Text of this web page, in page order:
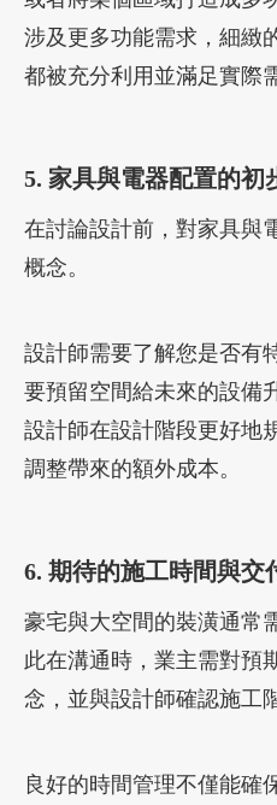
涉及更多功能需求，細緻
都被充分利用並滿足實際
5. 家具與電器配置的初
在討論設計前，對家具與
概念。
設計師需要了解您是否有
要預留空間給未來的設備
設計師在設計階段更好地
調整帶來的額外成本。
6. 期待的施工時間與交
豪宅與大空間的裝潢通常
此在溝通時，業主需對預
念，並與設計師確認施工
良好的時間管理不僅能確